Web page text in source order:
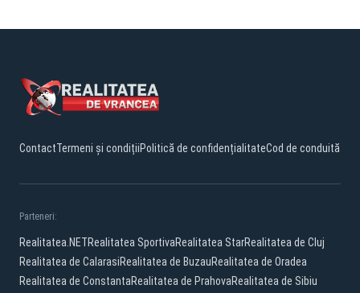
ContactTermeni și condițiiPolitică de confidențialitateCod de conduită
Parteneri:
Realitatea.NETRealitatea SportivaRealitatea StarRealitatea de Cluj
Realitatea de CalarasiRealitatea de BuzauRealitatea de Oradea
Realitatea de ConstantaRealitatea de PrahovaRealitatea de Sibiu